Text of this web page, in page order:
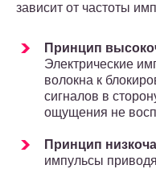
зависит от частоты
Принцип
Электрические
волокна к
сигналов в
ощущения не
Принцип
импульсы